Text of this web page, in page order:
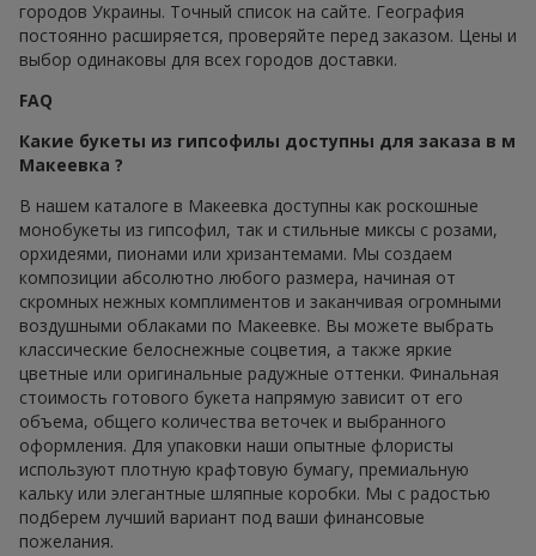
городов Украины. Точный список на сайте. География
постоянно расширяется, проверяйте перед заказом. Цены и
выбор одинаковы для всех городов доставки.
FAQ
Какие букеты из гипсофилы доступны для заказа в м
Макеевка ?
В нашем каталоге в Макеевка доступны как роскошные
монобукеты из гипсофил, так и стильные миксы с розами,
орхидеями, пионами или хризантемами. Мы создаем
композиции абсолютно любого размера, начиная от
скромных нежных комплиментов и заканчивая огромными
воздушными облаками по Макеевке. Вы можете выбрать
классические белоснежные соцветия, а также яркие
цветные или оригинальные радужные оттенки. Финальная
стоимость готового букета напрямую зависит от его
объема, общего количества веточек и выбранного
оформления. Для упаковки наши опытные флористы
используют плотную крафтовую бумагу, премиальную
кальку или элегантные шляпные коробки. Мы с радостью
подберем лучший вариант под ваши финансовые
пожелания.